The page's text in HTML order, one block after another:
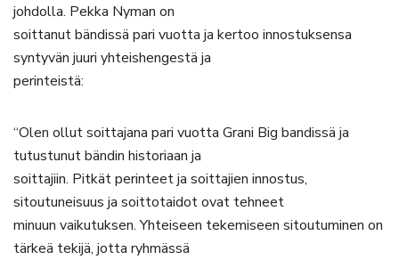
johdolla. Pekka Nyman on
soittanut bändissä pari vuotta ja kertoo innostuksensa
syntyvän juuri yhteishengestä ja
perinteistä:
“Olen ollut soittajana pari vuotta Grani Big bandissä ja
tutustunut bändin historiaan ja
soittajiin. Pitkät perinteet ja soittajien innostus,
sitoutuneisuus ja soittotaidot ovat tehneet
minuun vaikutuksen. Yhteiseen tekemiseen sitoutuminen on
tärkeä tekijä, jotta ryhmässä